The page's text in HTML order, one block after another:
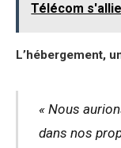
Télécom
L’hébergement,
« Nous
dans nos